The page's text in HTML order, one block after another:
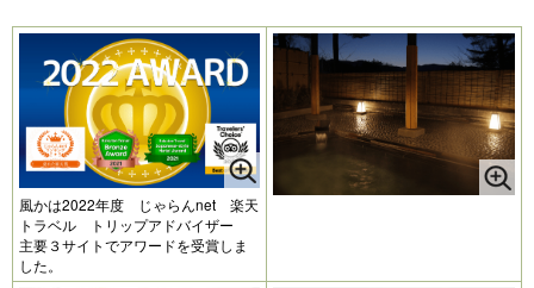
風かは2022年度 じゃらんnet 楽天
トラベル トリップアドバイザー
主要３サイトでアワードを受賞しま
した。